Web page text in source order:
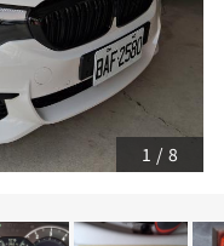
1 / 8